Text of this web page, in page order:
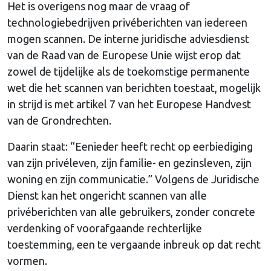
Het is overigens nog maar de vraag of
technologiebedrijven privéberichten van iedereen
mogen scannen. De interne juridische adviesdienst
van de Raad van de Europese Unie wijst erop dat
zowel de tijdelijke als de toekomstige permanente
wet die het scannen van berichten toestaat, mogelijk
in strijd is met artikel 7 van het Europese Handvest
van de Grondrechten.
Daarin staat: “Eenieder heeft recht op eerbiediging
van zijn privéleven, zijn familie- en gezinsleven, zijn
woning en zijn communicatie.” Volgens de Juridische
Dienst kan het ongericht scannen van alle
privéberichten van alle gebruikers, zonder concrete
verdenking of voorafgaande rechterlijke
toestemming, een te vergaande inbreuk op dat recht
vormen.